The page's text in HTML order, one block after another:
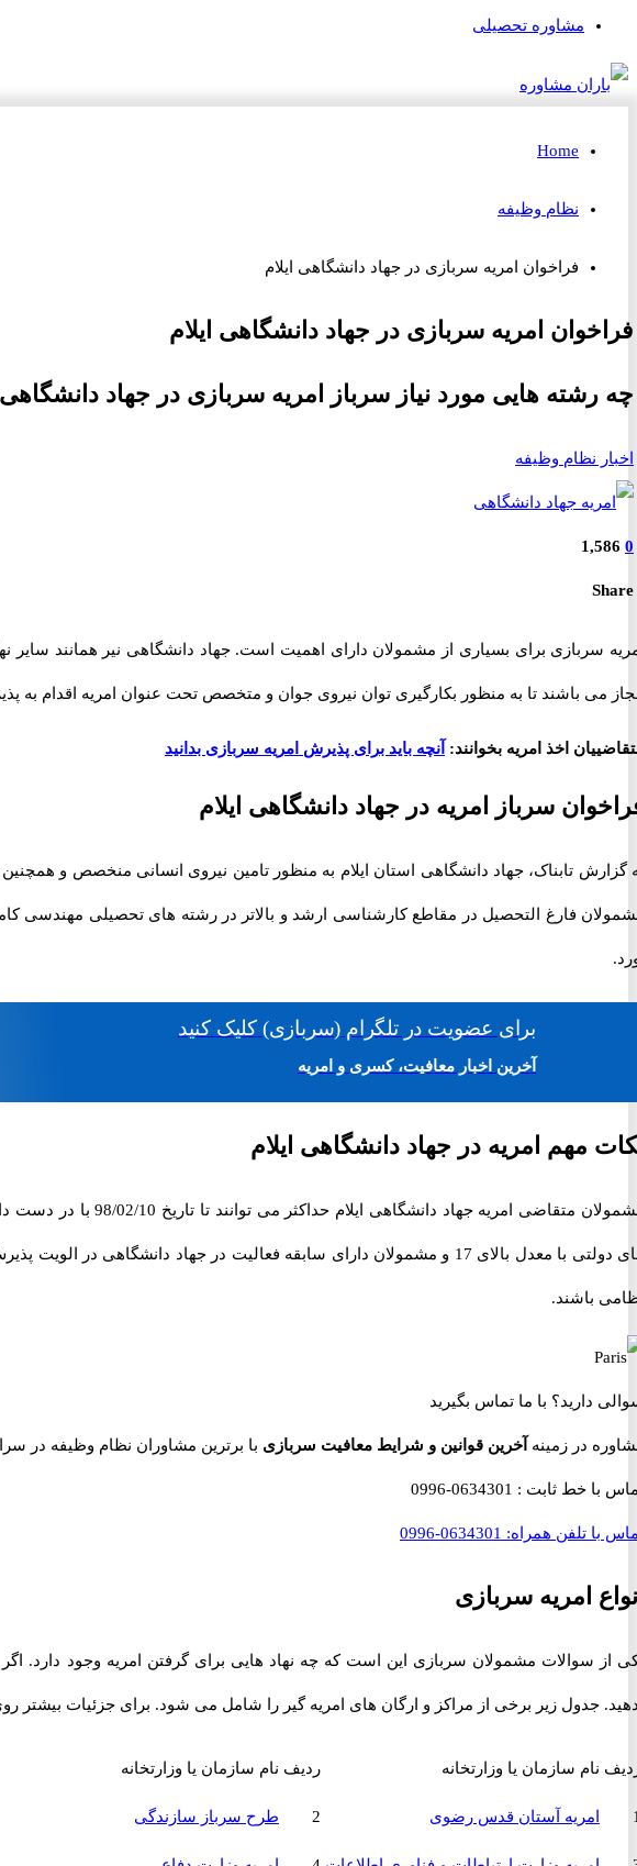
مشاوره تحصیلی
Home
نظام وظیفه
فراخوان امریه سربازی در جهاد دانشگاهی ایلام
فراخوان امریه سربازی در جهاد دانشگاهی ایلام
چه رشته هایی مورد نیاز سرباز امریه سربازی در جهاد
اخبار نظام وظیفه
0
1,586
Share
سربازی برای بسیاری از مشمولان دارای اهمیت است. جهاد دانشگاهی نیر همانند سایر
می باشند تا به منظور بکارگیری توان نیروی جوان و متخصص تحت عنوان امریه اقدام به
اخذ امریه بخوانند: آنچه باید برای پذیرش امریه سربازی بدانید
سرباز امریه در جهاد دانشگاهی ایلام
گزارش تابناک، جهاد دانشگاهی استان ایلام به منظور تامین نیروی انسانی منخصص و
فارغ التحصیل در مقاطع کارشناسی ارشد و بالاتر در رشته های تحصیلی مهندسی
برای عضویت در تلگرام (سربازی) کلیک کنید
آخرین اخبار معافیت، کسری و امریه
مهم امریه در جهاد دانشگاهی ایلام
مشمولان متقاضی
های دولتی با معدل بالای 17 و مشمولان دارای سابقه فعالیت در جهاد
باشند.
دارید؟ با ما تماس بگیرید
در زمینه آخرین قوانین و شرایط معافیت سربازی با برترین مشاوران نظام وظیفه در سراسر کشور از 8 صبح الی
با خط ثابت : 0634301-0996
با تلفن همراه: 0634301-0996
امریه سربازی
از سوالات مشمولان سربازی این است که چه نهاد هایی برای گرفتن امریه وجود دارد. اگر
جدول زیر برخی از مراکز و ارگان های امریه گیر را شامل می شود. برای جزئیات بیشتر
نام سازمان یا وزارتخانه ردیف نام سازمان یا وزارتخانه
امریه آستان قدس رضوی 2 طرح سرباز سازندگی